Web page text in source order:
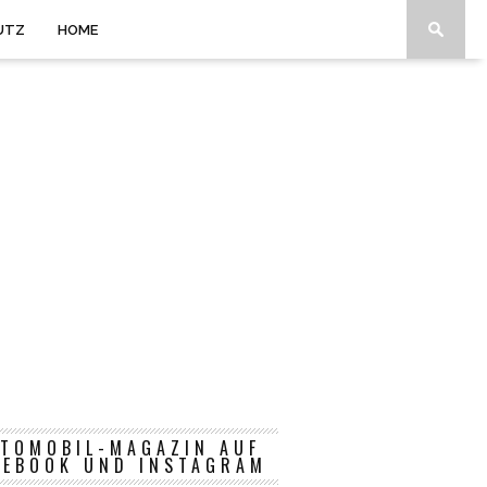
HOME
MAGAZIN AUF
UND INSTAGRAM